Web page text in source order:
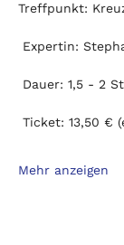
Treffpunkt:
Expertin:
Dauer: 1,5 - 2
Ticket: 13,50 €
Mehr anzeigen